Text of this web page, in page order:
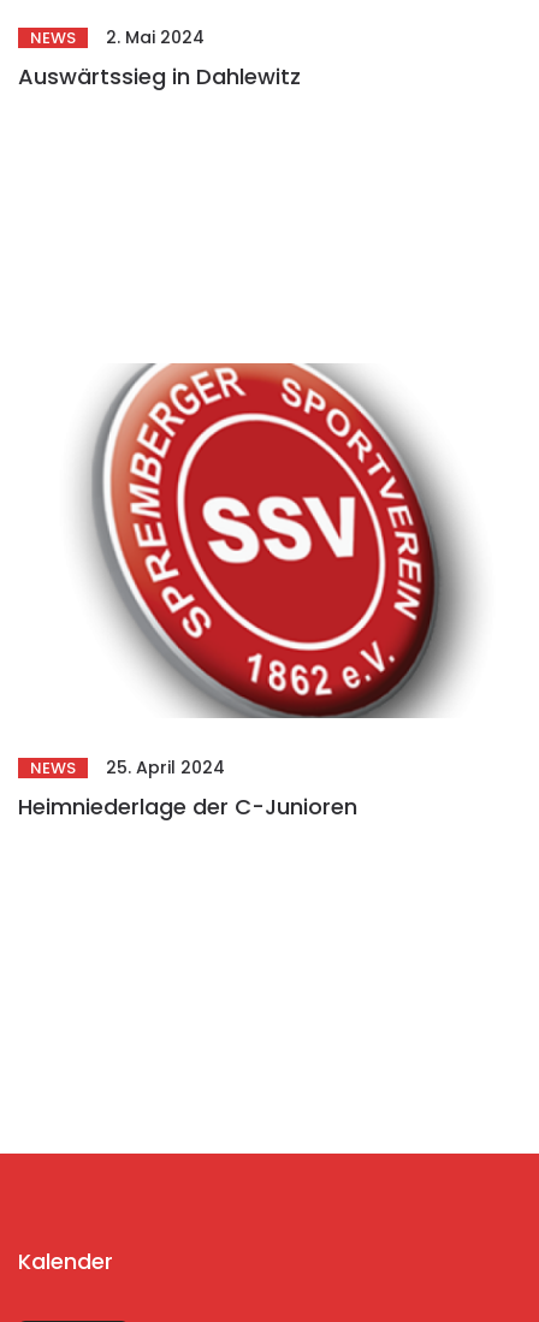
NEWS 2. Mai 2024
Auswärtssieg in Dahlewitz
NEWS 25. April 2024
Heimniederlage der C-Junioren
Kalender